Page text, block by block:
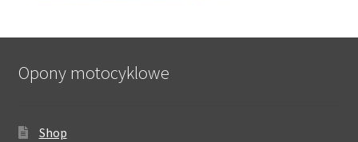
Opony motocyklowe
Shop